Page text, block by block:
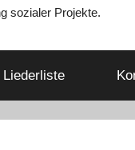
sozialer Projekte.
Liederliste